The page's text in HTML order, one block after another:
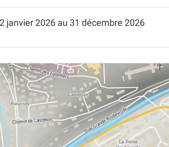
2 janvier 2026 au 31 décembre 2026